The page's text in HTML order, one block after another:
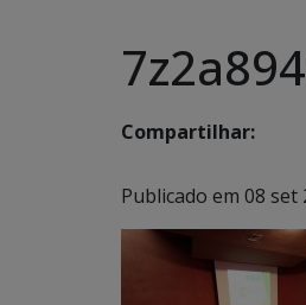
Compartilhar:
Publicado em 08 set